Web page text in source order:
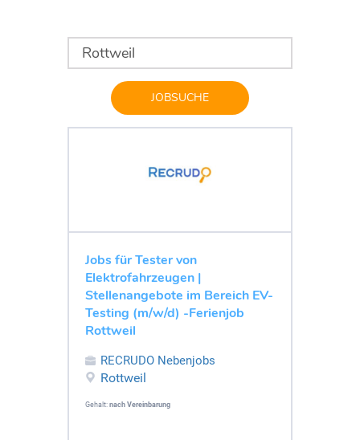
JOBSUCHE
Jobs für Tester von
Elektrofahrzeugen |
Stellenangebote im Bereich EV-
Testing (m/w/d) -Ferienjob
Rottweil
RECRUDO Nebenjobs
Rottweil
Gehalt: nach Vereinbarung